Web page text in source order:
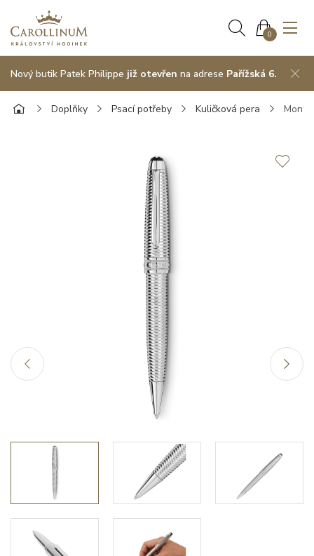
0
Nový butik Patek Philippe již otevřen na adrese Pařížská 6.
Doplňky Psací potřeby Kuličková pera